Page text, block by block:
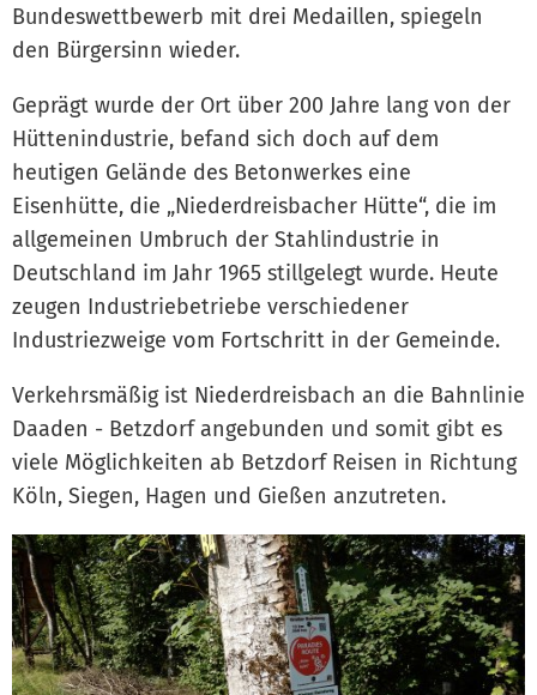
Bundeswettbewerb mit drei Medaillen, spiegeln
den Bürgersinn wieder.
Geprägt wurde der Ort über 200 Jahre lang von der
Hüttenindustrie, befand sich doch auf dem
heutigen Gelände des Betonwerkes eine
Eisenhütte, die „Niederdreisbacher Hütte“, die im
allgemeinen Umbruch der Stahlindustrie in
Deutschland im Jahr 1965 stillgelegt wurde. Heute
zeugen Industriebetriebe verschiedener
Industriezweige vom Fortschritt in der Gemeinde.
Verkehrsmäßig ist Niederdreisbach an die Bahnlinie
Daaden - Betzdorf angebunden und somit gibt es
viele Möglichkeiten ab Betzdorf Reisen in Richtung
Köln, Siegen, Hagen und Gießen anzutreten.